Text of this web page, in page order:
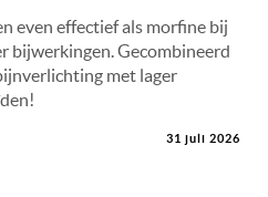
even effectief als morfine bij
bijwerkingen. Gecombineerd
met lager
31 juli 2026